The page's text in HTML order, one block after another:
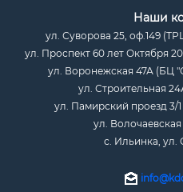
Наши
ул. Суворова 25, оф.149
ул. Проспект 60 лет Октября
ул. Воронежская 47А (БЦ
ул. Строительная
ул. Памирский проезд 3/
ул.
с. Ильинка, ул.